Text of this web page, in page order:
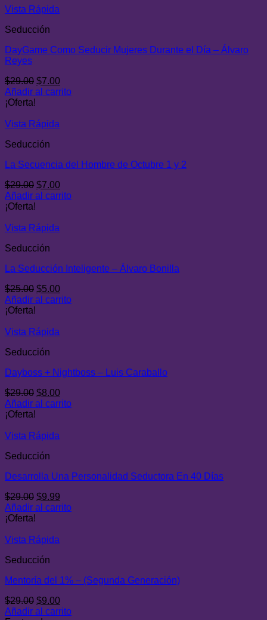
$28.00.
Vista Rápida
Seducción
DayGame Como Seducir Mujeres Durante el Día – Álvaro
Reyes
$29.00 El
precio
$29.00.
$7.00El
precio
Añadir al carrito
¡Oferta!
Vista Rápida
Seducción
La Secuencia del Hombre de Octubre 1 y 2
$29.00 El
precio
$29.00.
$7.00El
precio
Añadir al carrito
¡Oferta!
Vista Rápida
Seducción
La Seducción Inteligente – Álvaro Bonilla
$25.00 El
precio
$25.00.
$5.00El
precio
Añadir al carrito
¡Oferta!
Vista Rápida
Seducción
Dayboss + Nightboss – Luis Caraballo
$29.00 El
precio
$29.00.
$8.00El
precio
Añadir al carrito
¡Oferta!
Vista Rápida
Seducción
Desarrolla Una Personalidad Seductora En 40 Días
$29.00 El
precio
$29.00.
$9.99
precio
Añadir al carrito
¡Oferta!
Vista Rápida
Seducción
Mentoría del 1% – (Segunda Generación)
$29.00 El
precio
$9.00El
precio
Añadir al carrito